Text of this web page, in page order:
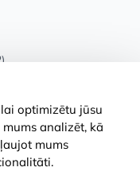
politika
un nosacījumi
optimizētu jūsu
analizēt, kā
mums